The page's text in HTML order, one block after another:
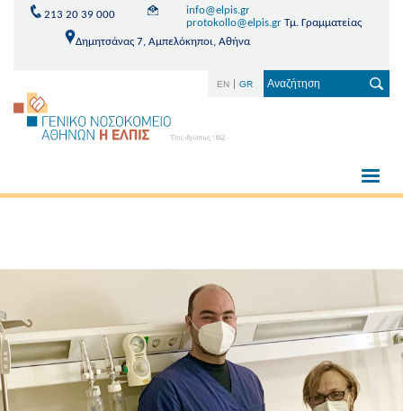
213 20 39 000
info@elpis.gr
protokollo@elpis.grΤμ. Γραμματείας
Δημητσάνας 7, Αμπελόκηποι, Αθήνα
EN GR